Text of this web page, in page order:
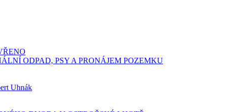
ODPAD, PSY A PRONÁJEM POZEMKU
Uhnák